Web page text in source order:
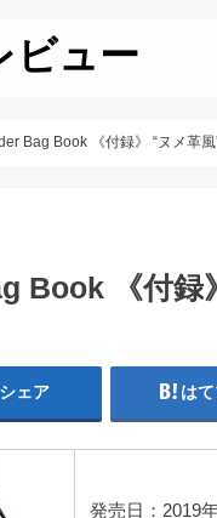
ビュー
Bag Book 《付録》 “ヌメ革
Book 《付録
シェア は
発売日：2019